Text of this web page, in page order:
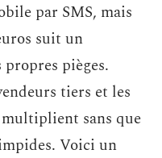
par SMS, mais
suit un
pièges.
tiers et les
multiplient sans que
Voici un